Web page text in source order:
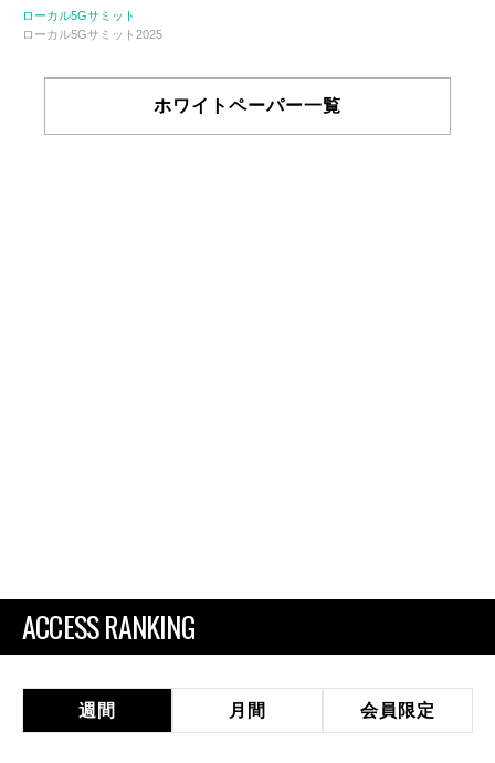
ローカル5Gサミット
ローカル5Gサミット2025
ホワイトペーパー一覧
ACCESS RANKING
週間 月間 会員限定